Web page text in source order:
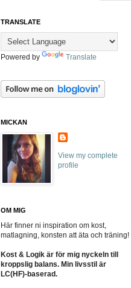
TRANSLATE
Powered by Translate
MICKAN
View my complete
profile
OM MIG
Här finner ni inspiration om kost,
matlagning, konsten att äta och träning!
Kost & Logik är för mig nyckeln till
kroppslig balans. Min livsstil är
LC(HF)-baserad.